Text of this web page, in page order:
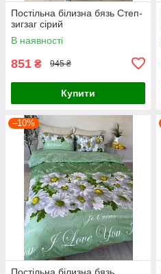
Постільна білизна бязь Степ-
зигзаг сірий
В наявності
851 ₴ 945 ₴
Купити
–10%